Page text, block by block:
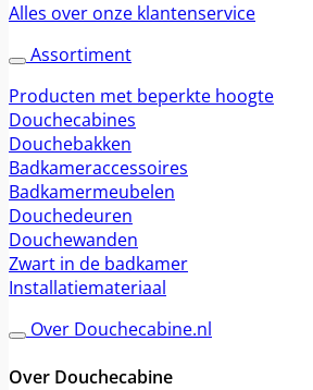
Alles over onze klantenservice
Assortiment
Producten met beperkte hoogte
Douchecabines
Douchebakken
Badkameraccessoires
Badkamermeubelen
Douchedeuren
Douchewanden
Zwart in de badkamer
Installatiemateriaal
Over Douchecabine.nl
Over Douchecabine